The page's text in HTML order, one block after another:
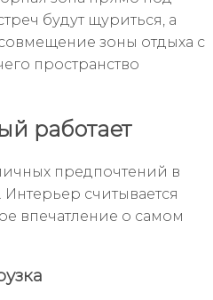
будут щуриться, а
зоны отдыха с
пространство
работает
предпочтений в
считывается
впечатление о самом